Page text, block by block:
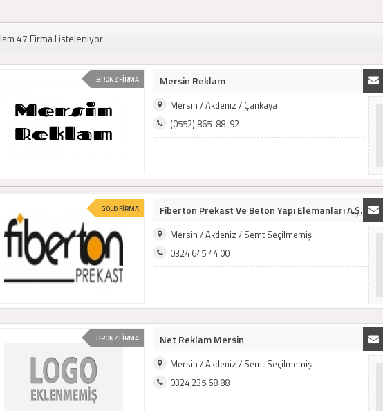
47 Firma Listeleniyor
BRONZ FİRMA Mersin Reklam
Mersin / Akdeniz / Çankaya
(0552) 865-88-92
GOLD FİRMA Fiberton Prekast Ve Beton Yapı Elemanları A.Ş.
Mersin / Akdeniz / Semt Seçilmemiş
0324 645 44 00
BRONZ FİRMA Net Reklam Mersin
Mersin / Akdeniz / Semt Seçilmemiş
0324 235 68 88